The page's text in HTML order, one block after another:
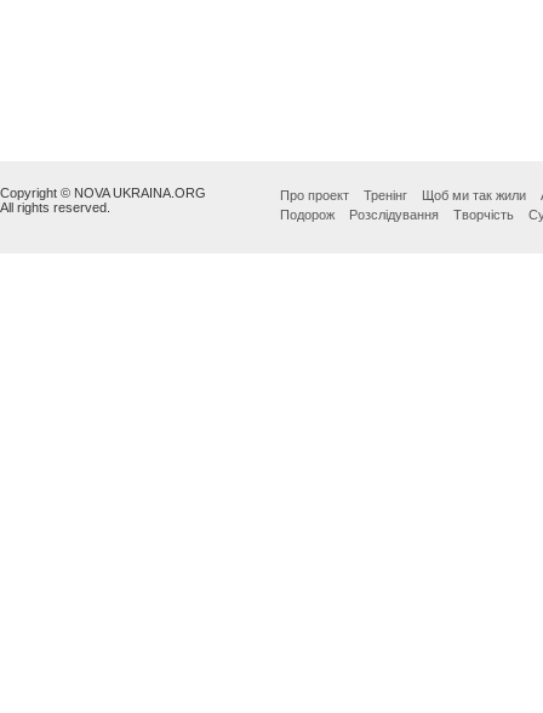
Copyright © NOVA UKRAINA.ORG
All rights reserved.
Про проект Тренінг Щоб ми так жили
Подорож
Розслідування Творчість